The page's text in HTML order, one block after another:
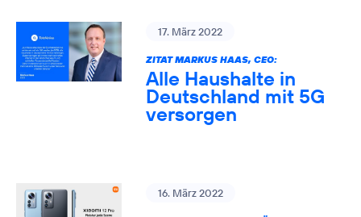
17. März 2022
ZITAT MARKUS HAAS, CEO:
Alle Haushalte in
Deutschland mit 5G
versorgen
16. März 2022